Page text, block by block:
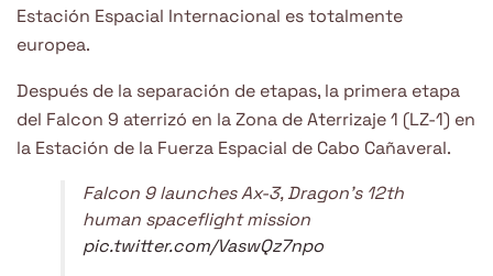
Estación Espacial Internacional es totalmente
europea.
Después de la separación de etapas, la primera etapa
del Falcon 9 aterrizó en la Zona de Aterrizaje 1 (LZ-1) en
la Estación de la Fuerza Espacial de Cabo Cañaveral.
Falcon 9 launches Ax-3, Dragon’s 12th
human spaceflight mission
pic.twitter.com/VaswQz7npo